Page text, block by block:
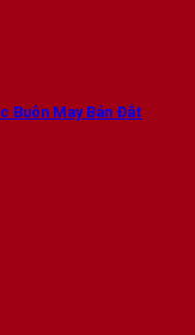
Buôn May Bán Đắt